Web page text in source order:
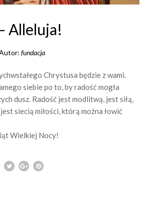
Alleluja!
fundacja
Chrystusa będzie z wami.
siebie po to, by radość mogła
dusz. Radość jest modlitwą, jest siłą,
siecią miłości, którą można łowić
Wielkiej Nocy!